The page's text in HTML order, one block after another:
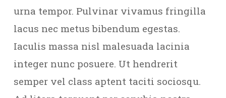
urna tempor. Pulvinar vivamus fringilla
lacus nec metus bibendum egestas.
Iaculis massa nisl malesuada lacinia
integer nunc posuere. Ut hendrerit
semper vel class aptent taciti sociosqu.